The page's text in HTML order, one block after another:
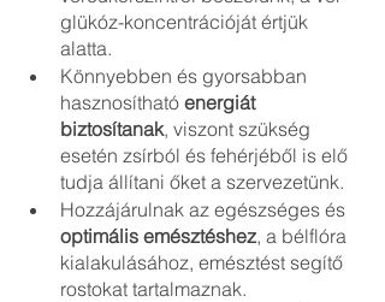
glükóz-koncentrációját értjük
alatta.
Könnyebben és gyorsabban
hasznosítható energiát
biztosítanak, viszont szükség
esetén zsírból és fehérjéből is elő
tudja állítani őket a szervezetünk.
Hozzájárulnak az egészséges és
optimális emésztéshez, a bélflóra
kialakulásához, emésztést segítő
rostokat tartalmaznak.